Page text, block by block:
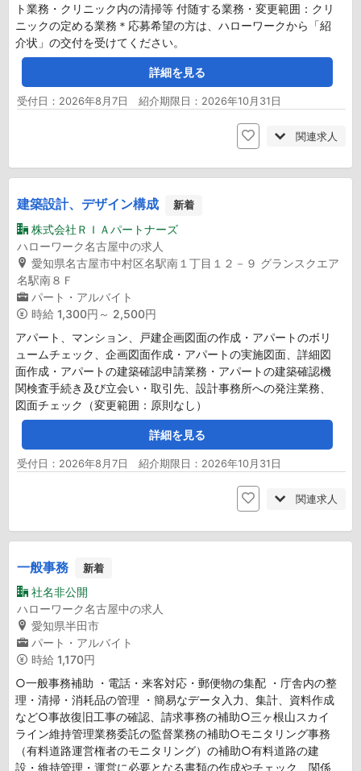
ト業務・クリニック内の清掃等 付随する業務・変更範囲：クリ
ニックの定める業務＊応募希望の方は、ハローワークから「紹
介状」の交付を受けてください。
詳細を見る
受付日：2026年8月7日 紹介期限日：2026年10月31日
関連求人
建築設計、デザイン構成 新着
株式会社ＲＩＡパートナーズ
ハローワーク名古屋中の求人
愛知県名古屋市中村区名駅南１丁目１２－９ グランスクエア
名駅南８Ｆ
パート・アルバイト
時給 1,300円～ 2,500円
アパート、マンション、戸建企画図面の作成・アパートのボリ
ュームチェック、企画図面作成・アパートの実施図面、詳細図
面作成・アパートの建築確認申請業務・アパートの建築確認機
関検査手続き及び立会い・取引先、設計事務所への発注業務、
図面チェック（変更範囲：原則なし）
詳細を見る
受付日：2026年8月7日 紹介期限日：2026年10月31日
関連求人
一般事務 新着
社名非公開
ハローワーク名古屋中の求人
愛知県半田市
パート・アルバイト
時給 1,170円
○一般事務補助 ・電話・来客対応・郵便物の集配 ・庁舎内の整
理・清掃・消耗品の管理 ・簡易なデータ入力、集計、資料作成
など○事故復旧工事の確認、請求事務の補助○三ヶ根山スカイ
ライン維持管理業務委託の監督業務の補助○モニタリング事務
（有料道路運営権者のモニタリング）の補助○有料道路の建
設・維持管理・運営に必要となる書類の作成やチェック、関係